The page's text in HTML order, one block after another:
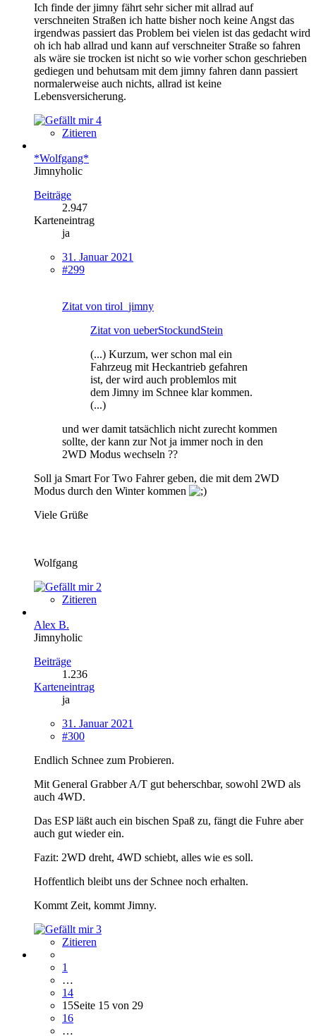
Ich finde der jimny fährt sehr sicher mit allrad auf
verschneiten Straßen ich hatte bisher noch keine Angst das
irgendwas passiert das Problem bei vielen ist das gedacht wird
oh ich hab allrad und kann auf verschneiter Straße so fahren
als wäre sie trocken ist nicht so wie vorher schon geschrieben
gediegen und behutsam mit dem jimny fahren dann passiert
normalerweise auch nichts, allrad ist keine
Lebensversicherung.
4
Zitieren
*Wolfgang*
Jimnyholic
Beiträge
2.947
Karteneintrag
ja
31. Januar 2021
#299
Zitat von tirol_jimny
Zitat von ueberStockundStein
(...) Kurzum, wer schon mal ein
Fahrzeug mit Heckantrieb gefahren
ist, der wird auch problemlos mit
dem Jimny im Schnee klar kommen.
(...)
und wer damit tatsächlich nicht zurecht kommen
sollte, der kann zur Not ja immer noch in den
2WD Modus wechseln ??
Soll ja Smart For Two Fahrer geben, die mit dem 2WD
Modus durch den Winter kommen
Viele Grüße
Wolfgang
2
Zitieren
Alex B.
Jimnyholic
Beiträge
1.236
Karteneintrag
ja
31. Januar 2021
#300
Endlich Schnee zum Probieren.
Mit General Grabber A/T gut beherschbar, sowohl 2WD als
auch 4WD.
Das ESP läßt auch ein bischen Spaß zu, fängt die Fuhre aber
auch gut wieder ein.
Fazit: 2WD dreht, 4WD schiebt, alles wie es soll.
Hoffentlich bleibt uns der Schnee noch erhalten.
Kommt Zeit, kommt Jimny.
3
Zitieren
1
…
14
15Seite 15 von 29
16
…